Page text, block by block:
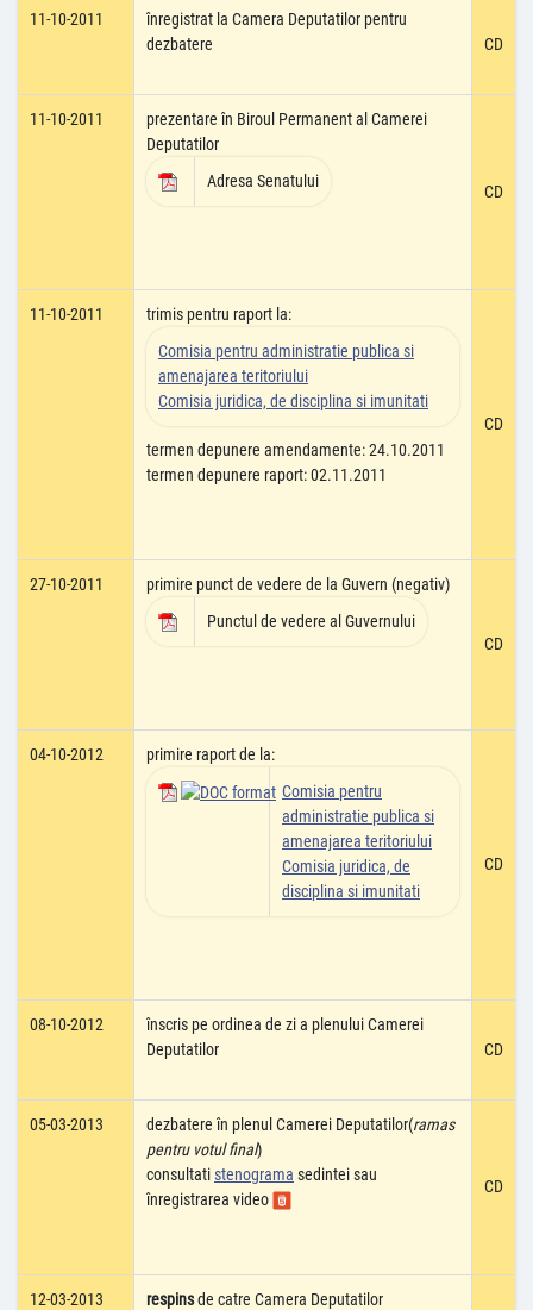
11-10-2011
înregistrat la Camera Deputatilor pentru
dezbatere
CD
11-10-2011
prezentare în Biroul Permanent al Camerei
Deputatilor
Adresa Senatului
CD
11-10-2011
trimis pentru raport la:
Comisia pentru administratie publica si
amenajarea teritoriului
Comisia juridica, de disciplina si imunitati
termen depunere amendamente: 24.10.2011
termen depunere raport: 02.11.2011
CD
27-10-2011
primire punct de vedere de la Guvern (negativ)
Punctul de vedere al Guvernului
CD
04-10-2012
primire raport de la:
Comisia pentru
administratie publica si
amenajarea teritoriului
Comisia juridica, de
disciplina si imunitati
CD
08-10-2012
înscris pe ordinea de zi a plenului Camerei
Deputatilor
CD
05-03-2013 dezbatere în plenul Camerei Deputatilor(ramas
pentru votul final)
consultatistenograma sedintei sau
înregistrarea video
CD
12-03-2013 respinsde catre Camera Deputatilor